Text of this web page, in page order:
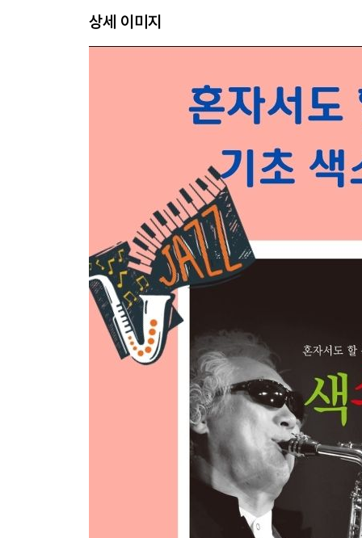
오른손 연습
1. 연습 1
4. 연습곡 2 꼬마 벌
3. 연습곡 1 학교 종
4. 연습곡 2 작은 별
Lesson 3
오른손 2옥타브 연습
1. 연습 1
2. 연습 2
3. 연습곡 1 똑같아요
상세 이미지